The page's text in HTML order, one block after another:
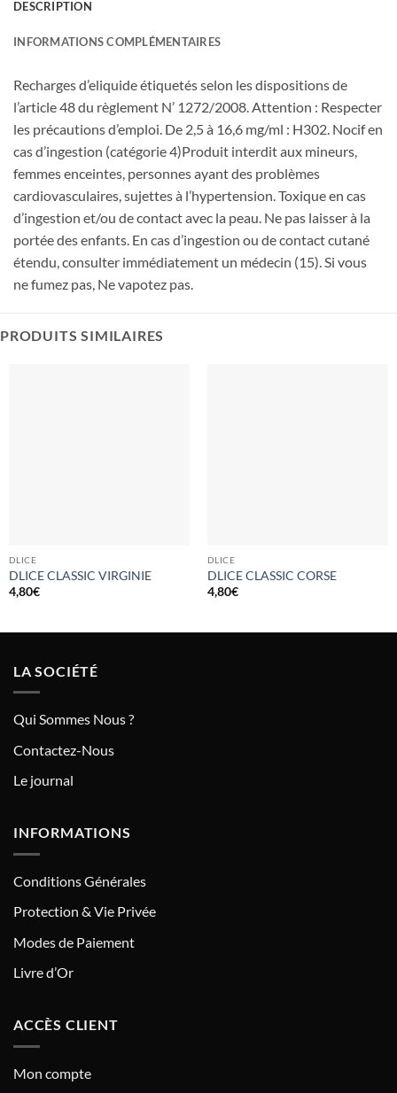
DESCRIPTION
INFORMATIONS COMPLÉMENTAIRES
Recharges d’eliquide étiquetés selon les dispositions de
l’article 48 du règlement N’ 1272/2008. Attention : Respecter
les précautions d’emploi. De 2,5 à 16,6 mg/ml : H302. Nocif en
cas d’ingestion (catégorie 4)Produit interdit aux mineurs,
femmes enceintes, personnes ayant des problèmes
cardiovasculaires, sujettes à l’hypertension. Toxique en cas
d’ingestion et/ou de contact avec la peau. Ne pas laisser à la
portée des enfants. En cas d’ingestion ou de contact cutané
étendu, consulter immédiatement un médecin (15). Si vous
ne fumez pas, Ne vapotez pas.
PRODUITS SIMILAIRES
DLICE
DLICE CLASSIC VIRGINIE
4,80€
DLICE
DLICE CLASSIC CORSE
4,80€
LA SOCIÉTÉ
Qui Sommes Nous ?
Contactez-Nous
Le journal
INFORMATIONS
Conditions Générales
Protection & Vie Privée
Modes de Paiement
Livre d’Or
ACCÈS CLIENT
Mon compte